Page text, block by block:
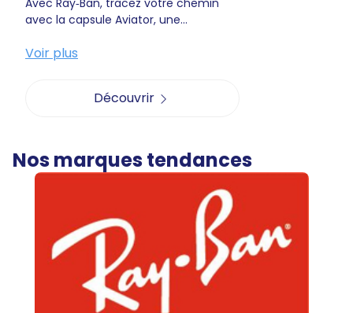
Avec Ray‑Ban, tracez votre chemin
avec la capsule Aviator, une...
Voir plus
Découvrir
Nos marques tendances